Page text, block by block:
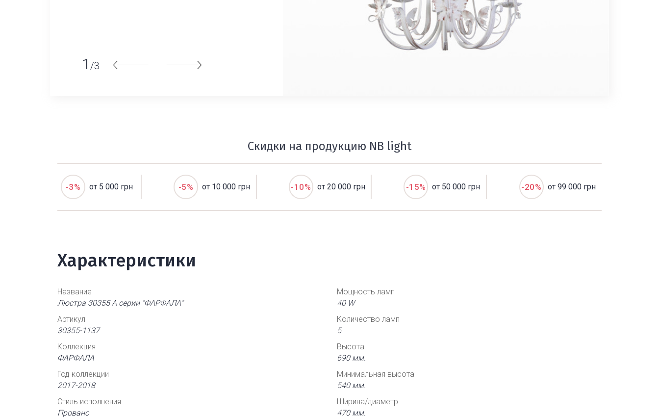
1 /3
Скидки на продукцию NB light
-3% от 5 000 грн -5% от 10 000 грн -10% от 20 000 грн -15% от 50 000 грн -20% от 99 000 грн
Характеристики
Название
Люстра 30355 А серии "ФАРФАЛА"
Артикул
30355-1137
Коллекция
ФАРФАЛА
Год коллекции
2017-2018
Стиль исполнения
Прованс
Мощность ламп
40 W
Количество ламп
5
Высота
690 мм.
Минимальная высота
540 мм.
Ширина/диаметр
470 мм.